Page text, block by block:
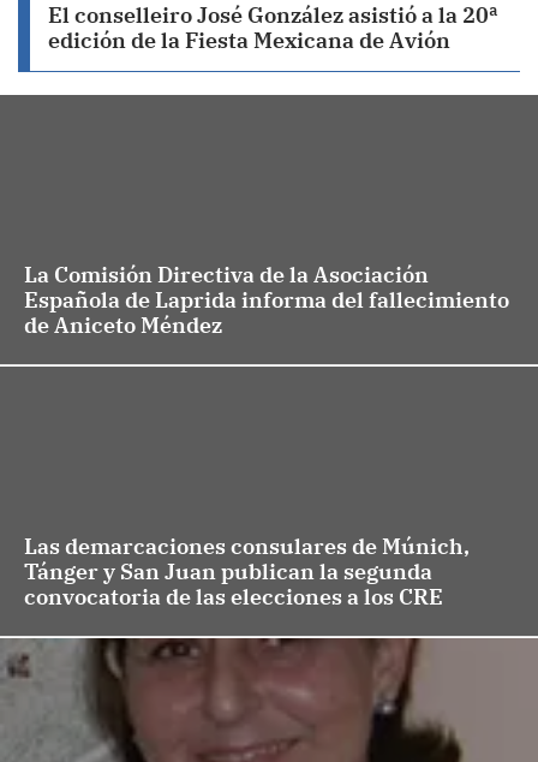
El conselleiro José González asistió a la 20ª
edición de la Fiesta Mexicana de Avión
La Comisión Directiva de la Asociación
Española de Laprida informa del fallecimiento
de Aniceto Méndez
Las demarcaciones consulares de Múnich,
Tánger y San Juan publican la segunda
convocatoria de las elecciones a los CRE